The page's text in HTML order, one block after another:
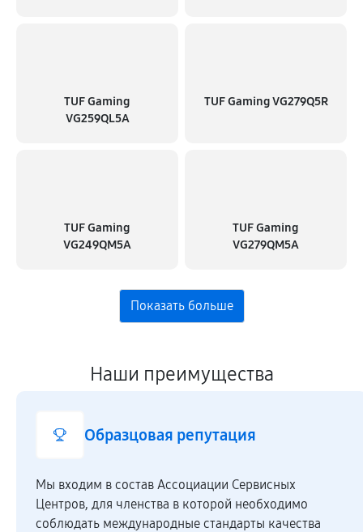
TUF Gaming
VG259QL5A
TUF Gaming VG279Q5R
TUF Gaming
VG249QM5A
TUF Gaming
VG279QM5A
Наши преимущества
Образцовая репутация
Мы входим в состав Ассоциации Сервисных
Центров, для членства в которой необходимо
соблюдать международные стандарты качества